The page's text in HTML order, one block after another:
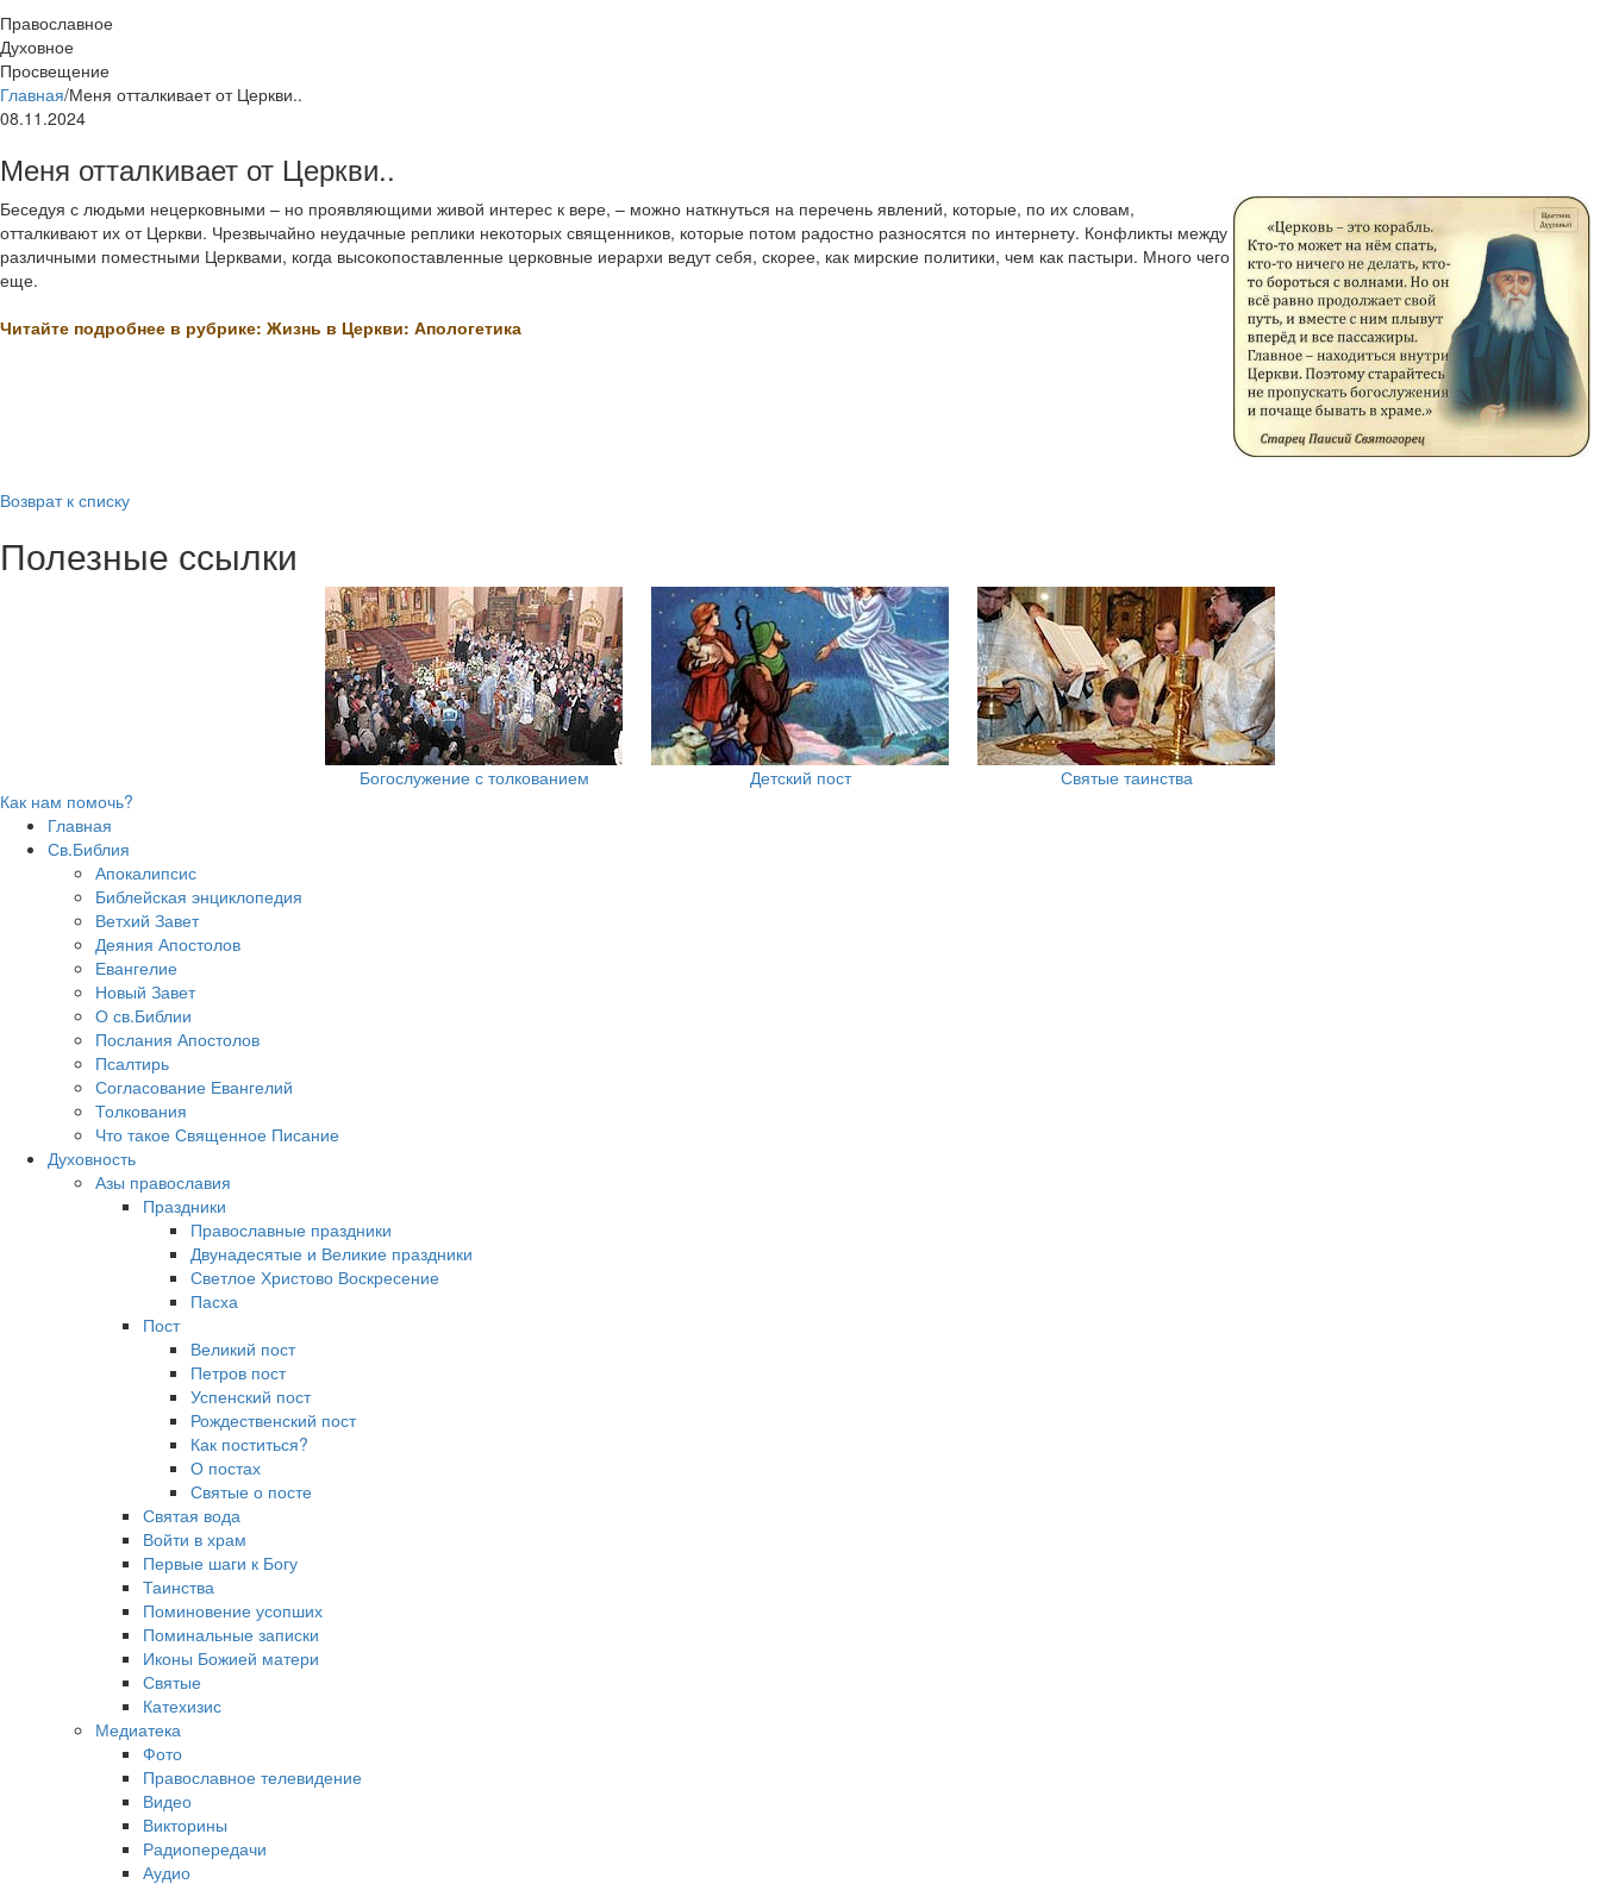
Православное
Духовное
Просвещение
Главная/Меня отталкивает от Церкви..
08.11.2024
Меня отталкивает от Церкви..
Беседуя с людьми нецерковными – но проявляющими живой интерес к вере, – можно наткнуться на перечень явлений, которые, по их словам,
отталкивают их от Церкви. Чрезвычайно неудачные реплики некоторых священников, которые потом радостно разносятся по интернету. Конфликты между
различными поместными Церквами, когда высокопоставленные церковные иерархи ведут себя, скорее, как мирские политики, чем как пастыри. Много чего
еще.
Читайте подробнее в рубрике: Жизнь в Церкви: Апологетика
Возврат к списку
Полезные ссылки
Богослужение с толкованием Детский пост
Святые таинства
Как нам помочь?
Главная
Св.Библия
Апокалипсис
Библейская энциклопедия
Ветхий Завет
Деяния Апостолов
Евангелие
Новый Завет
О св.Библии
Послания Апостолов
Псалтирь
Согласование Евангелий
Толкования
Что такое Священное Писание
Духовность
Азы православия
Праздники
Православные праздники
Двунадесятые и Великие праздники
Светлое Христово Воскресение
Пасха
Пост
Великий пост
Петров пост
Успенский пост
Рождественский пост
Как поститься?
О постах
Святые о посте
Святая вода
Войти в храм
Первые шаги к Богу
Таинства
Поминовение усопших
Поминальные записки
Иконы Божией матери
Святые
Катехизис
Медиатека
Фото
Православное телевидение
Видео
Викторины
Радиопередачи
Аудио